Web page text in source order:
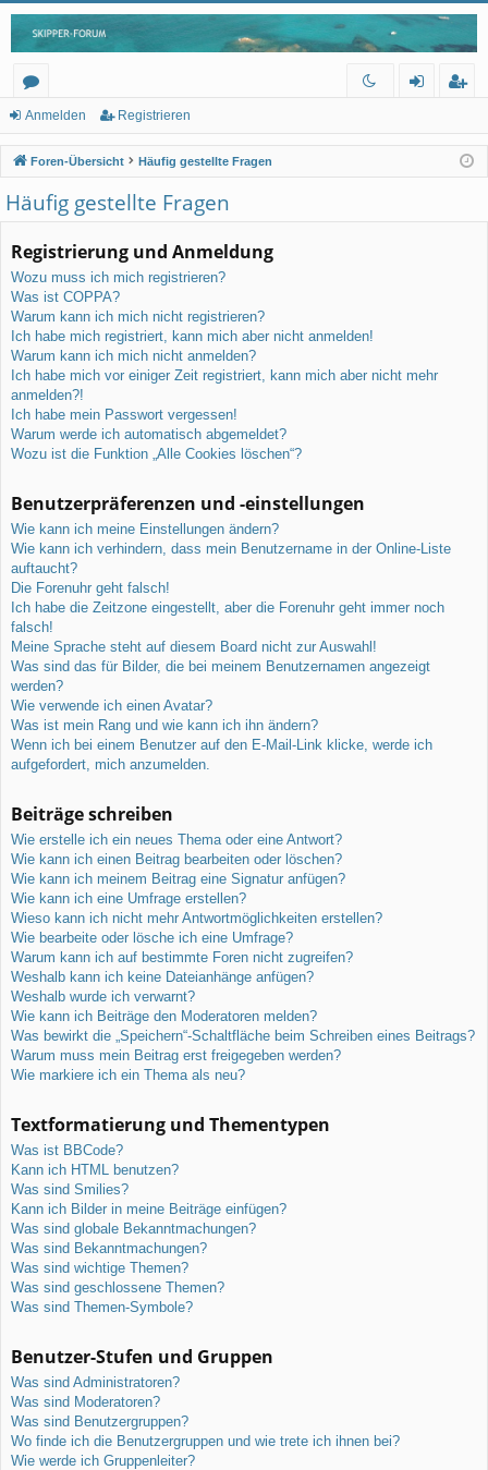
or
en
m
el
ist
rie
Anmelden Registrieren
Foren-Übersicht Häufig gestellte Fragen
Häufig gestellte Fragen
Registrierung und Anmeldung
Wozu muss ich mich registrieren?
Was ist COPPA?
Warum kann ich mich nicht registrieren?
Ich habe mich registriert, kann mich aber nicht anmelden!
Warum kann ich mich nicht anmelden?
Ich habe mich vor einiger Zeit registriert, kann mich aber nicht mehr
anmelden?!
Ich habe mein Passwort vergessen!
Warum werde ich automatisch abgemeldet?
Wozu ist die Funktion „Alle Cookies löschen“?
Benutzerpräferenzen und -einstellungen
Wie kann ich meine Einstellungen ändern?
Wie kann ich verhindern, dass mein Benutzername in der Online-Liste
auftaucht?
Die Forenuhr geht falsch!
Ich habe die Zeitzone eingestellt, aber die Forenuhr geht immer noch
falsch!
Meine Sprache steht auf diesem Board nicht zur Auswahl!
Was sind das für Bilder, die bei meinem Benutzernamen angezeigt
werden?
Wie verwende ich einen Avatar?
Was ist mein Rang und wie kann ich ihn ändern?
Wenn ich bei einem Benutzer auf den E-Mail-Link klicke, werde ich
aufgefordert, mich anzumelden.
Beiträge schreiben
Wie erstelle ich ein neues Thema oder eine Antwort?
Wie kann ich einen Beitrag bearbeiten oder löschen?
Wie kann ich meinem Beitrag eine Signatur anfügen?
Wie kann ich eine Umfrage erstellen?
Wieso kann ich nicht mehr Antwortmöglichkeiten erstellen?
Wie bearbeite oder lösche ich eine Umfrage?
Warum kann ich auf bestimmte Foren nicht zugreifen?
Weshalb kann ich keine Dateianhänge anfügen?
Weshalb wurde ich verwarnt?
Wie kann ich Beiträge den Moderatoren melden?
Was bewirkt die „Speichern“-Schaltfläche beim Schreiben eines Beitrags?
Warum muss mein Beitrag erst freigegeben werden?
Wie markiere ich ein Thema als neu?
Textformatierung und Thementypen
Was ist BBCode?
Kann ich HTML benutzen?
Was sind Smilies?
Kann ich Bilder in meine Beiträge einfügen?
Was sind globale Bekanntmachungen?
Was sind Bekanntmachungen?
Was sind wichtige Themen?
Was sind geschlossene Themen?
Was sind Themen-Symbole?
Benutzer-Stufen und Gruppen
Was sind Administratoren?
Was sind Moderatoren?
Was sind Benutzergruppen?
Wo finde ich die Benutzergruppen und wie trete ich ihnen bei?
Wie werde ich Gruppenleiter?